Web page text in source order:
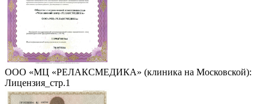
ООО «МЦ «РЕЛАКСМЕДИКА» (клиника на Московской):
Лицензия_стр.1